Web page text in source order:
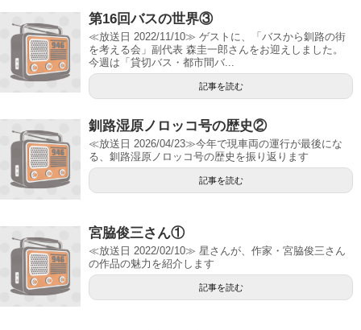
第16回バスの世界③
≪放送日 2022/11/10≫ ゲストに、「バスから釧路の街
を考える会」副代表 森圭一郎さんをお迎えしました。
今週は「貸切バス・都市間バ...
記事を読む
釧路湿原ノロッコ号の歴史②
≪放送日 2026/04/23≫今年で現車両の運行が最後にな
る、釧路湿原ノロッコ号の歴史を振り返ります
記事を読む
宮脇俊三さん①
≪放送日 2022/02/10≫ 星さんが、作家・宮脇俊三さん
の作品の魅力を紹介します
記事を読む